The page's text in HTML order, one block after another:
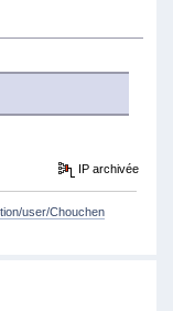
IP archivée
user/Chouchen